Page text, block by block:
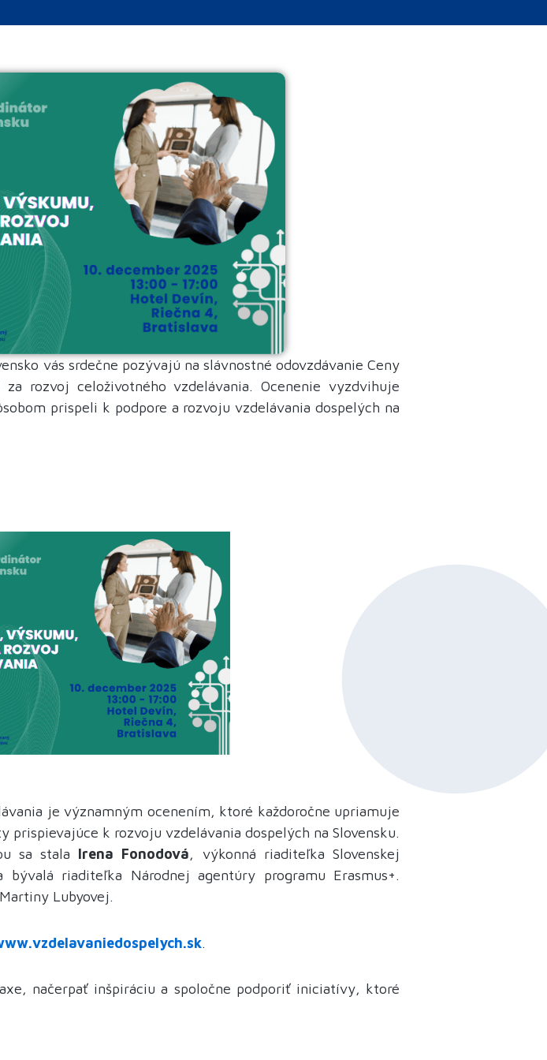
vás srdečne pozývajú na slávnostné odovzdávanie Ceny
rozvoj celoživotného vzdelávania. Ocenenie vyzdvihuje
prispeli k podpore a rozvoju vzdelávania dospelých na
je významným ocenením, ktoré každoročne upriamuje
k rozvoju vzdelávania dospelých na Slovensku.
sa stala Irena Fonodová, výkonná riaditeľka Slovenskej
riaditeľka Národnej agentúry programu Erasmus+.
Lubyovej.
.
načerpať inšpiráciu a spoločne podporiť iniciatívy, ktoré